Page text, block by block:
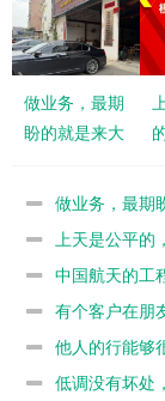
做业务，最期
盼的就是来大
做业务，最期
上天是公平的
中国航天的工
不如8566
有个客户在朋
他人的行能够
低调没有坏处